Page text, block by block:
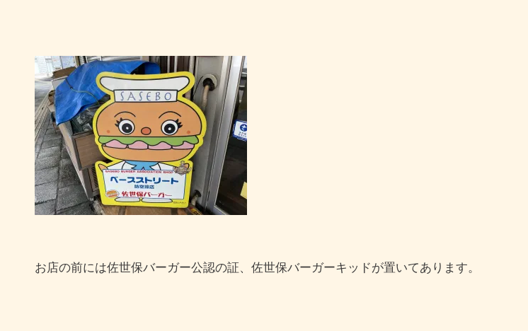
お店の前には佐世保バーガー公認の証、佐世保バーガーキッドが置いてあります。